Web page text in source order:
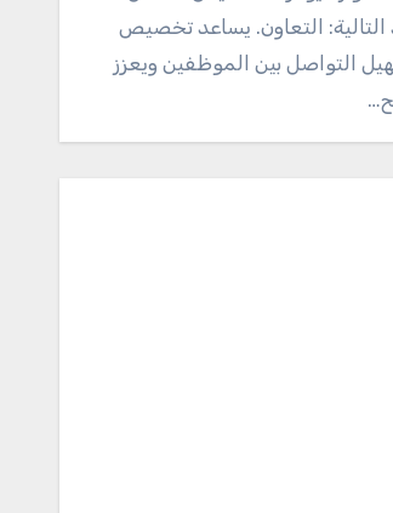
التالية: التعاون. يساعد تخصيص
التواصل بين الموظفين ويعزز